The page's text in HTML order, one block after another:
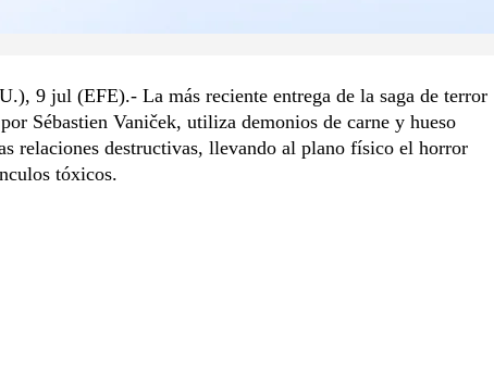
9 jul (EFE).- La más reciente entrega de la saga de terror
Sébastien Vaniček, utiliza demonios de carne y hueso
relaciones destructivas, llevando al plano físico el horror
tóxicos.